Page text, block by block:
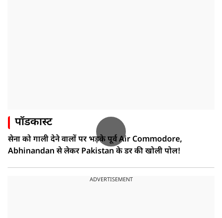
पॉडकास्ट
सेना को गाली देने वालों पर भड़के पूर्व Air Commodore,
Abhinandan से लेकर Pakistan के डर की खोली पोल!
ADVERTISEMENT